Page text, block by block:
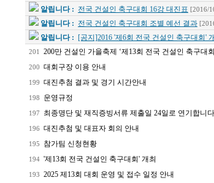
알립니다 : 전국 건설인 축구대회 16강 대진표 [2016/
알립니다 : 전국 건설인 축구대회 조별 예선 결과
알립니다 : [공지]2016 '제6회 전국 건설인 축구대회'
201 200만 건설인 가을축제 ‘제13회 전국 건설인 축구대
200 대회구장 이용 안내
199 대진추첨 결과 및 경기 시간안내
198 운영규정
197 최종명단 및 재직증빙서류 제출일 24일로 연기합니다
196 대진추첨 및 대표자 회의 안내
195 참가팀 신청현황
194 '제13회 전국 건설인 축구대회' 개최
193 2025 제13회 대회 운영 및 접수 일정 안내